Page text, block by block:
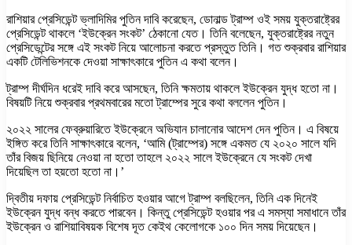
রাশিয়ার প্রেসিডেন্ট ভ্লাদিমির পুতিন দাবি করেছেন, ডোনাল্ড ট্রাম্প ওই সময় যুক্তরাষ্ট্রের
প্রেসিডেন্ট থাকলে ‘ইউক্রেন সংকট’ ঠেকানো যেত। তিনি বলেছেন, যুক্তরাষ্ট্রের নতুন
প্রেসিডেন্টের সঙ্গে এই সংকট নিয়ে আলোচনা করতে প্রস্তুত তিনি। গত শুক্রবার রাশিয়ার
একটি টেলিভিশনকে দেওয়া সাক্ষাৎকারে পুতিন এ কথা বলেন।
ট্রাম্প দীর্ঘদিন ধরেই দাবি করে আসছেন, তিনি ক্ষমতায় থাকলে ইউক্রেন যুদ্ধ হতো না।
বিষয়টি নিয়ে শুক্রবার প্রথমবারের মতো ট্রাম্পের সুরে কথা বললেন পুতিন।
২০২২ সালের ফেব্রুয়ারিতে ইউক্রেনে অভিযান চালানোর আদেশ দেন পুতিন। এ বিষয়ে
ইঙ্গিত করে তিনি সাক্ষাৎকারে বলেন, ‘আমি (ট্রাম্পের) সঙ্গে একমত যে ২০২০ সালে যদি
তাঁর বিজয় ছিনিয়ে নেওয়া না হতো তাহলে ২০২২ সালে ইউক্রেনে যে সংকট দেখা
দিয়েছিল তা হয়তো হতো না।’
দ্বিতীয় দফায় প্রেসিডেন্ট নির্বাচিত হওয়ার আগে ট্রাম্প বলছিলেন, তিনি এক দিনেই
ইউক্রেন যুদ্ধ বন্ধ করতে পারবেন। কিন্তু প্রেসিডেন্ট হওয়ার পর এ সমস্যা সমাধানে তাঁর
ইউক্রেন ও রাশিয়াবিষয়ক বিশেষ দূত কেইথ কেলোগকে ১০০ দিন সময় দিয়েছেন।